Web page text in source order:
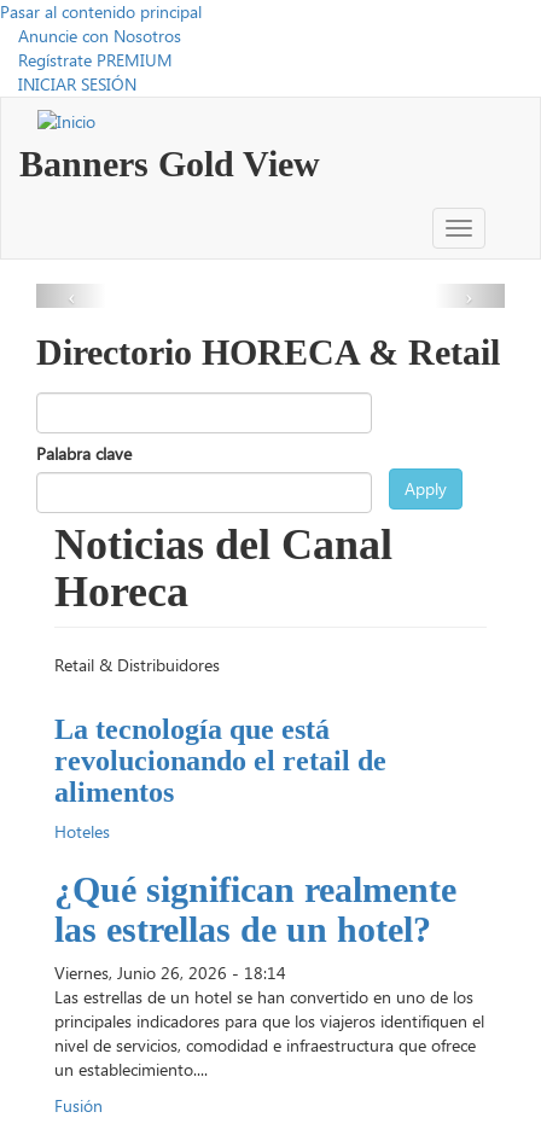
Pasar al contenido principal
Anuncie con Nosotros
Regístrate PREMIUM
INICIAR SESIÓN
Banners Gold View
Toggle
navigation
Directorio HORECA & Retail
Palabra clave
Apply
Noticias del Canal
Horeca
Retail & Distribuidores
La tecnología que está
revolucionando el retail de
alimentos
Hoteles
¿Qué significan realmente
las estrellas de un hotel?
Viernes, Junio 26, 2026 - 18:14
Las estrellas de un hotel se han convertido en uno de los
principales indicadores para que los viajeros identifiquen el
nivel de servicios, comodidad e infraestructura que ofrece
un establecimiento....
Fusión